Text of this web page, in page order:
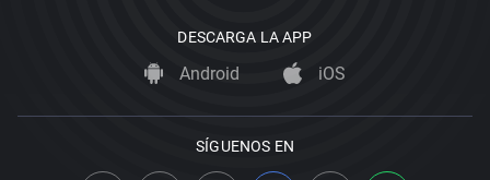
DESCARGA LA APP
Android iOS
SÍGUENOS EN